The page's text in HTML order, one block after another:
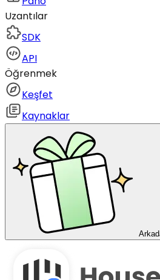
Uzantılar
SDK
API
Öğrenmek
Keşfet
Kaynaklar